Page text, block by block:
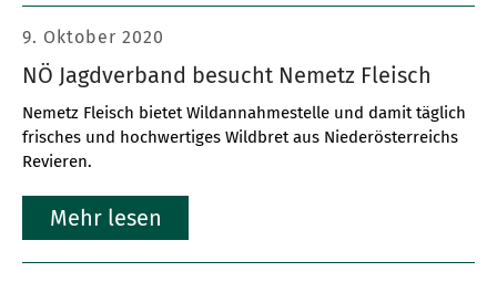
NÖ Jagdverband besucht Nemetz Fleisch
Nemetz Fleisch bietet Wildannahmestelle und damit täglich
frisches und hochwertiges Wildbret aus Niederösterreichs
Revieren.
9. Oktober 2020
Mehr lesen